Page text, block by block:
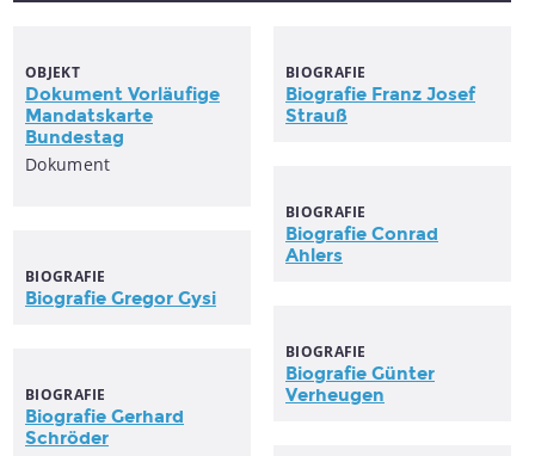
PROJEKT
OBJEKT
Dokument Vorläufige
Mandatskarte
Bundestag
Dokument
BIOGRAFIE
Biografie Franz Josef
Strauß
BIOGRAFIE
Biografie Conrad
Ahlers
BIOGRAFIE
Biografie Gregor Gysi
BIOGRAFIE
Biografie Günter
Verheugen
BIOGRAFIE
Biografie Gerhard
Schröder